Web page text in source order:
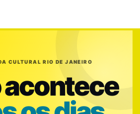
CULTURAL RIO DE JANEIRO
acontece